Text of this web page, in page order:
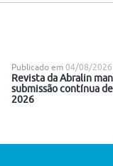
Publicado em 04/08/2026
Revista da Abralin
submissão contínua
2026